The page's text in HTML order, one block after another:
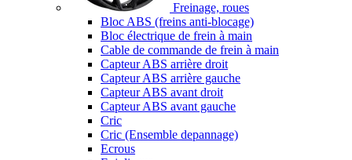
Freinage, roues
Bloc ABS (freins anti-blocage)
Bloc électrique de frein à main
Cable de commande de frein à main
Capteur ABS arrière droit
Capteur ABS arrière gauche
Capteur ABS avant droit
Capteur ABS avant gauche
Cric
Cric (Ensemble depannage)
Ecrous